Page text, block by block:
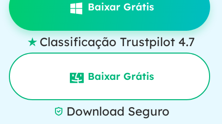
Baixar Grátis
 Classificação Trustpilot 4.7
Baixar Grátis
 Download Seguro